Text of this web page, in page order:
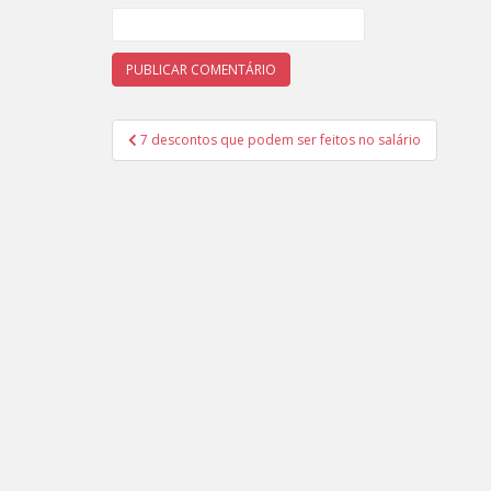
Navegação
de
7 descontos que podem ser feitos no salário